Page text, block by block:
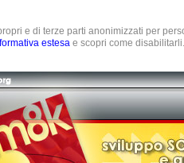
e di terze parti anonimizzati per
estesa e scopri come disabilitarli.